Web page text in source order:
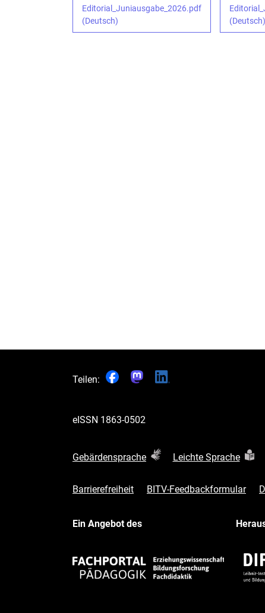
Editorial_Juniausgabe_2026.pdf
(Deutsch)
(Deutsch)
Teilen:
eISSN 1863-0502
Gebärdensprache Leichte Sprache
Barrierefreiheit BITV-Feedbackformular
Ein Angebot des